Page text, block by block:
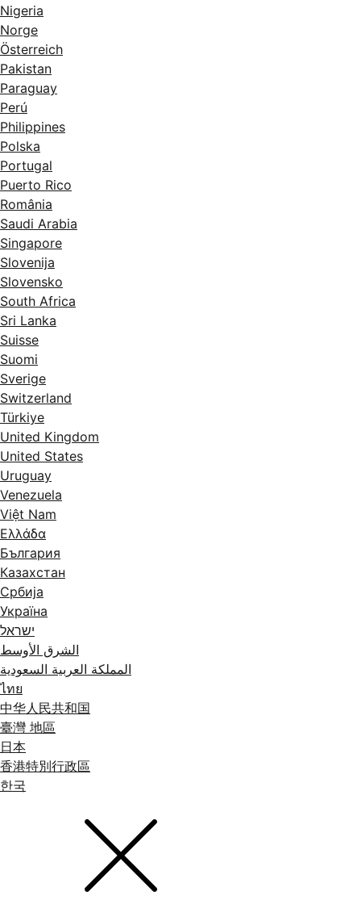
Nigeria
Norge
Österreich
Pakistan
Paraguay
Perú
Philippines
Polska
Portugal
Puerto Rico
România
Saudi Arabia
Singapore
Slovenija
Slovensko
South Africa
Sri Lanka
Suisse
Suomi
Sverige
Switzerland
Türkiye
United Kingdom
United States
Uruguay
Venezuela
Việt Nam
Ελλάδα
България
Казахстан
Србија
Україна
ישראל
الشرق الأوسط
المملكة العربية السعودية
ไทย
中华人民共和国
臺灣 地區
日本
香港特別行政區
한국